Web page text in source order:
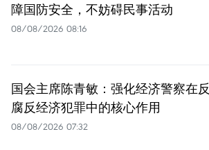
障国防安全，不妨碍民事活动
08/08/2026 08:16
国会主席陈青敏：强化经济警察在反
腐反经济犯罪中的核心作用
08/08/2026 07:32